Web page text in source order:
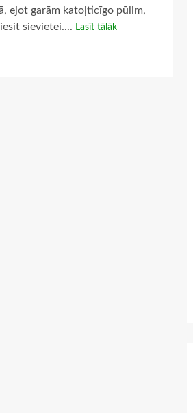
ejot garām katoļticīgo pūlim,
sievietei.... Lasīt tālāk